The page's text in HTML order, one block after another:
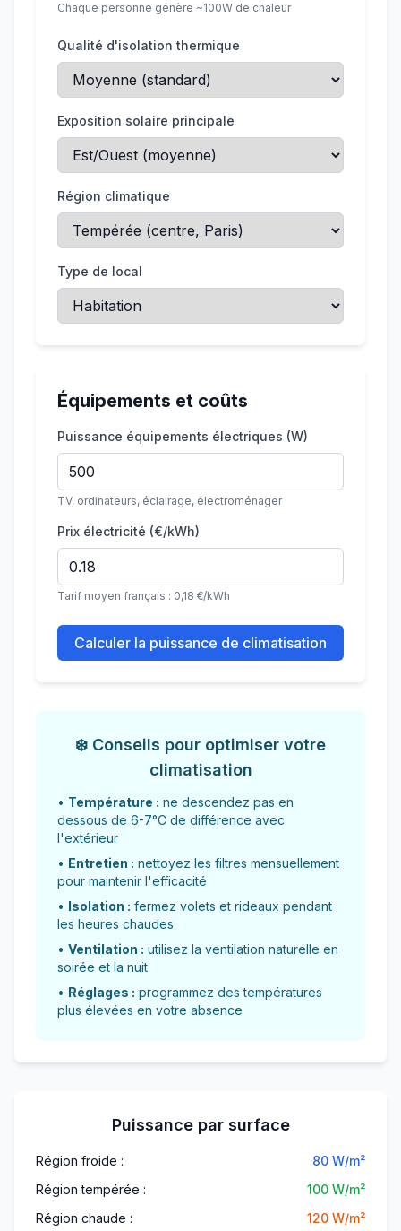
Chaque personne génère ~100W de chaleur
Qualité d'isolation thermique
Exposition solaire principale
Région climatique
Type de local
Équipements et coûts
Puissance équipements électriques (W)
TV, ordinateurs, éclairage, électroménager
Prix électricité (€/kWh)
Tarif moyen français : 0,18 €/kWh
Calculer la puissance de climatisation
❄️ Conseils pour optimiser votre
climatisation
• Température : ne descendez pas en
dessous de 6-7°C de différence avec
l'extérieur
• Entretien : nettoyez les filtres mensuellement
pour maintenir l'efficacité
• Isolation : fermez volets et rideaux pendant
les heures chaudes
• Ventilation : utilisez la ventilation naturelle en
soirée et la nuit
• Réglages : programmez des températures
plus élevées en votre absence
Puissance par surface
Région froide :
80 W/m²
Région tempérée :
100 W/m²
Région chaude :
120 W/m²